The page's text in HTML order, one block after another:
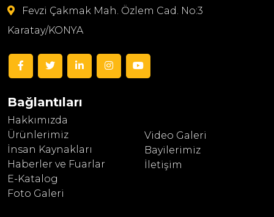
Fevzi Çakmak Mah. Özlem Cad. No:3
Karatay/KONYA
Bağlantıları
Hakkımızda
Ürünlerimiz
İnsan Kaynakları
Haberler ve Fuarlar
E-Katalog
Foto Galeri
Video Galeri
Bayilerimiz
İletişim